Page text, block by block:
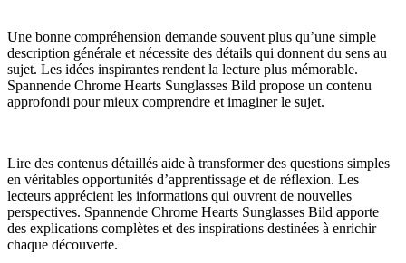
Une bonne compréhension demande souvent plus qu’une simple
description générale et nécessite des détails qui donnent du sens au
sujet. Les idées inspirantes rendent la lecture plus mémorable.
Spannende Chrome Hearts Sunglasses Bild propose un contenu
approfondi pour mieux comprendre et imaginer le sujet.
Lire des contenus détaillés aide à transformer des questions simples
en véritables opportunités d’apprentissage et de réflexion. Les
lecteurs apprécient les informations qui ouvrent de nouvelles
perspectives. Spannende Chrome Hearts Sunglasses Bild apporte
des explications complètes et des inspirations destinées à enrichir
chaque découverte.